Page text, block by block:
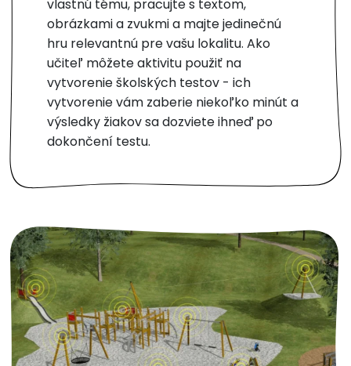
vlastnú tému, pracujte s textom,
obrázkami a zvukmi a majte jedinečnú
hru relevantnú pre vašu lokalitu. Ako
učiteľ môžete aktivitu použiť na
vytvorenie školských testov - ich
vytvorenie vám zaberie niekoľko minút a
výsledky žiakov sa dozviete ihneď po
dokončení testu.